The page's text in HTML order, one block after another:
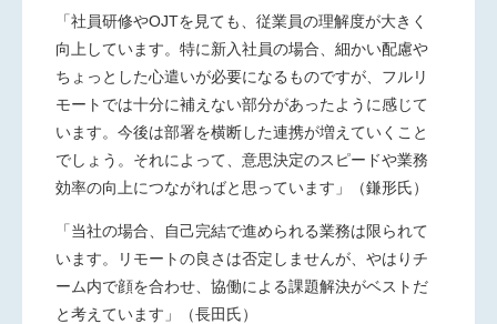
「社員研修やOJTを見ても、従業員の理解度が大きく
向上しています。特に新入社員の場合、細かい配慮や
ちょっとした心遣いが必要になるものですが、フルリ
モートでは十分に補えない部分があったように感じて
います。今後は部署を横断した連携が増えていくこと
でしょう。それによって、意思決定のスピードや業務
効率の向上につながればと思っています」（鎌形氏）
「当社の場合、自己完結で進められる業務は限られて
います。リモートの良さは否定しませんが、やはりチ
ーム内で顔を合わせ、協働による課題解決がベストだ
と考えています」（長田氏）